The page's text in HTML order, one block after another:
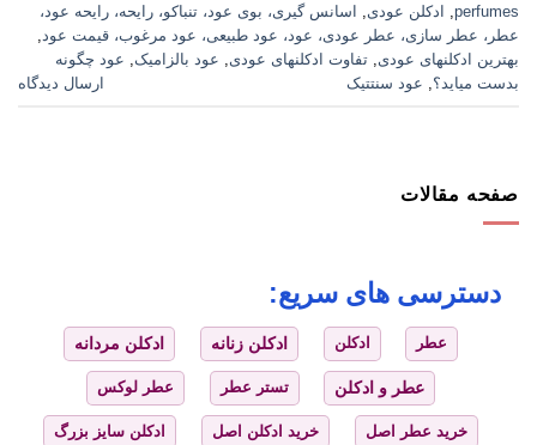
perfumes
ادکلن عودی
اسانس گیری، بوی عود، تنباکو، رایحه، رایحه عود،
عطر، عطر سازی، عطر عودی، عود، عود طبیعی، عود مرغوب، قیمت عود
بهترین ادکلنهای عودی تفاوت ادکلنهای عودی عود بالزامیک
عود چگونه
بدست میاید؟
عود سنتتیک ارسال دیدگاه
صفحه مقالات
دسترسی های سریع:
عطر ادکلن ادکلن زنانه ادکلن مردانه
عطر و ادکلن تستر عطر عطر لوکس
خرید عطر اصل خرید ادکلن اصل ادکلن سایز بزرگ